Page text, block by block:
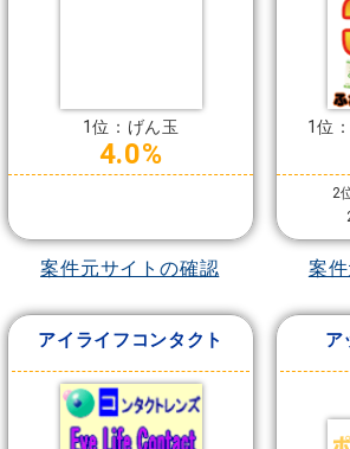
1位：げん玉
4.0%
案件元サイトの確認
1位
2
案
アイライフコンタクト ア